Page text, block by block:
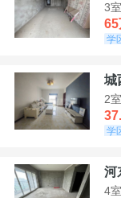
3
65
学
城
2
学
河
4